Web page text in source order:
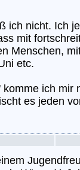
ich nicht. Ich
mit
Menschen,
etc.
ich mir
es jeden